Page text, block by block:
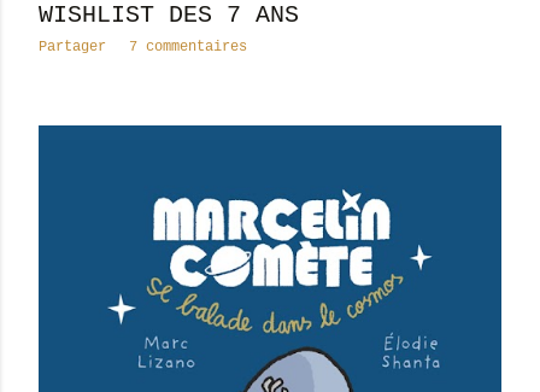
WISHLIST DES 7 ANS
Partager 7 commentaires